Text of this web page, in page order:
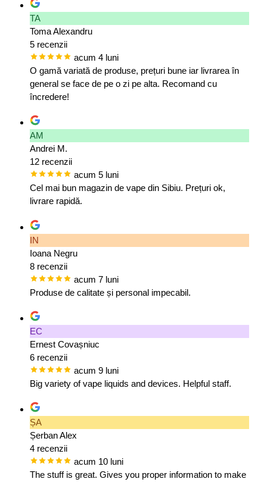
TA
Toma Alexandru
5 recenzii
acum 4 luni
O gamă variată de produse, prețuri bune iar livrarea în
general se face de pe o zi pe alta. Recomand cu
încredere!
AM
Andrei M.
12 recenzii
acum 5 luni
Cel mai bun magazin de vape din Sibiu. Prețuri ok,
livrare rapidă.
IN
Ioana Negru
8 recenzii
acum 7 luni
Produse de calitate și personal impecabil.
EC
Ernest Covașniuc
6 recenzii
acum 9 luni
Big variety of vape liquids and devices. Helpful staff.
ȘA
Șerban Alex
4 recenzii
acum 10 luni
The stuff is great. Gives you proper information to make